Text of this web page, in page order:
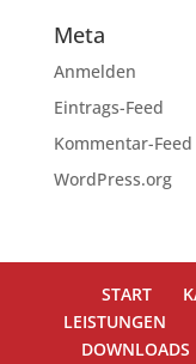
Meta
Anmelden
Eintrags-Feed
Kommentar-Feed
WordPress.org
START
LEISTUNGEN
DOWNLOADS